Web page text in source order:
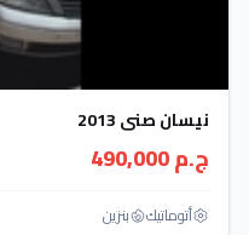
نيسان صنى 2013
ج.م 490,000
أتوماتيك‎ بنزين